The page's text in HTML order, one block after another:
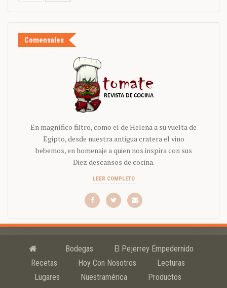
Comensales
En magnífico filtro, como el de Helena a su vuelta de
Egipto, desde nuestra antigua cratera el vino
bebemos, en homenaje a quien nos inspira con sus
Diez descansos de cocina.
LEER COMPLETO
Bodegas
El Pejerrey Empedernido
Recetas
Hoy Con Nosotros
Lecturas
Lugares
Nuestramérica
Productos